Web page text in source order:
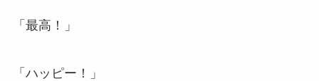
「最高！」
「ハッピー！」